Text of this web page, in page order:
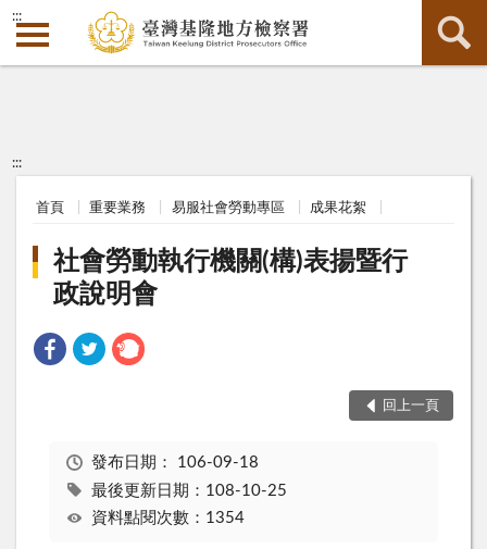
:::
:::
首頁 重要業務 易服社會勞動專區 成果花絮
社會勞動執行機關(構)表揚暨行
政說明會
回上一頁
發布日期： 106-09-18
最後更新日期：108-10-25
資料點閱次數：1354